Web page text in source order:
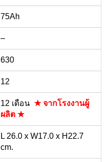
75Ah
–
630
12
12 เดือน ★ จากโรงงานผู้
ผลิต ★
L 26.0 x W17.0 x H22.7
cm.